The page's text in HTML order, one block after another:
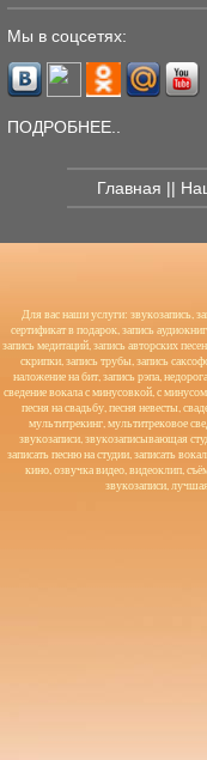
Мы в соцсетях:
ПОДРОБНЕЕ..
Главная ||
Для вас наши услуги: звукозапись,
сертификат в подарок, запись
запись медитаций, запись авторских
скрипки, запись трубы, запись
наложение на бит, запись рэпа,
сведение вокала с минусовкой, с
песня на свадьбу, песня невесты,
мультитрекинг, мультитрековое
звукозаписи, звукозаписывающая
записать песню на студии, записать
кино, озвучка видео, видеоклип,
звукозаписи,